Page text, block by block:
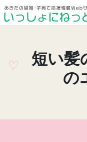
短い髪
の